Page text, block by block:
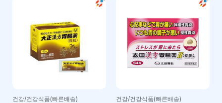
건강/건강식품(빠른배송) 건강/건강식품(빠른배송)